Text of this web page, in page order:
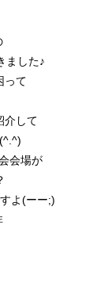
ました♪
って
介して
会場が
よ(ーー;)